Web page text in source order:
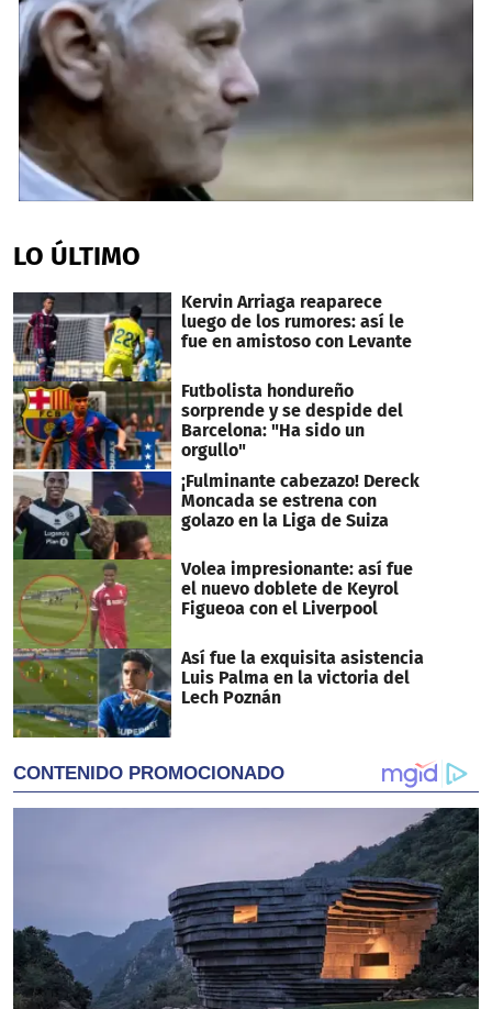
of
1
51
seconds
LO ÚLTIMO
Kervin Arriaga reaparece
luego de los rumores: así le
fue en amistoso con Levante
Futbolista hondureño
sorprende y se despide del
Barcelona: "Ha sido un
orgullo"
¡Fulminante cabezazo! Dereck
Moncada se estrena con
golazo en la Liga de Suiza
Volea impresionante: así fue
el nuevo doblete de Keyrol
Figueoa con el Liverpool
Así fue la exquisita asistencia
Luis Palma en la victoria del
Lech Poznán